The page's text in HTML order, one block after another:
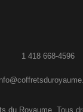
1 418 668-4596
du Royaume. Tous